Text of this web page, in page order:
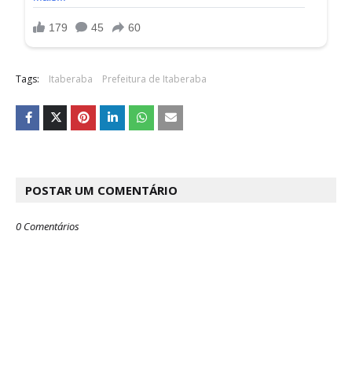
Tags: Itaberaba Prefeitura de Itaberaba
POSTAR UM COMENTÁRIO
0 Comentários